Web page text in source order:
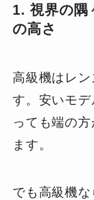
1. 視界の隅
の高さ
高級機はレ
す。安いモ
っても端の
ます。
でも高級機